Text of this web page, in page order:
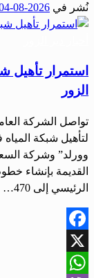
Share
نُشر في 2026-08-04
استمرار
الزور
تواصل الشركة
لتأهيل شبكة
وورلد” وشركة
القديمة بإنشاء
الرئيسي إلى 470…
Facebook
X